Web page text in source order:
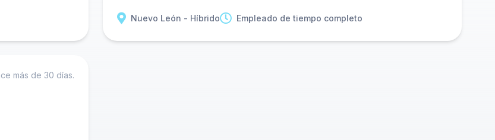
Nuevo León - Híbrido Empleado de tiempo completo
más de 30 días.